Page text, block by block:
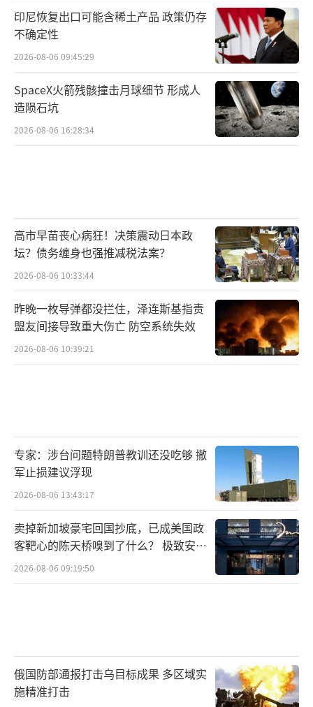
印尼恢复出口可能含稀土产品 政策仍存
不确定性
2026-08-06 09:45:29
SpaceX火箭残骸撞击月球细节 形成人
造陨石坑
2026-08-06 16:28:34
高市早苗丧心病狂！决策震动日本政
坛？债务缠身也强推减税法案？
2026-08-06 10:33:44
昨晚一枚导弹都没拦住，泽连斯基指责
盟友间接导致重大伤亡 防空系统失效
2026-08-06 10:39:21
专家：涉台问题特朗普教训还没吃够 撤
军止损建议浮现
2026-08-06 13:43:17
卖掉新加坡豪宅回国抄底，已成美国政
客靶心的陈天桥嗅到了什么？ 极致安全
的追寻
2026-08-06 09:19:50
俄国防部通报打击乌目标成果 多区域实
施精准打击